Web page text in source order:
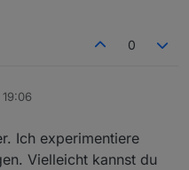
0
Ich experimentiere
Vielleicht kannst du